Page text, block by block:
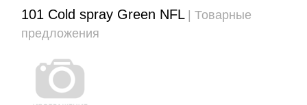
101 Cold spray Green NFL
| Товарные
предложения